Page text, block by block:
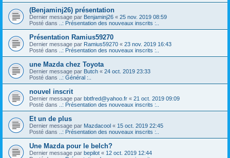
(Benjaminj26) présentation
Dernier message par Benjaminj26 « 25 nov. 2019 08:59
Posté dans
..: Présentation des nouveaux inscrits :..
Présentation Ramius59270
Dernier message par Ramius59270 « 23 nov. 2019 16:43
Posté dans
..: Présentation des nouveaux inscrits :..
une Mazda chez Toyota
Dernier message par Butch « 24 oct. 2019 23:33
Posté dans
..: Général :..
nouvel inscrit
Dernier message par bbtfred@yahoo.fr « 21 oct. 2019 09:09
Posté dans
..: Présentation des nouveaux inscrits :..
Et un de plus
Dernier message par Mazdacool « 15 oct. 2019 22:45
Posté dans
..: Présentation des nouveaux inscrits :..
Une Mazda pour le belch?
Dernier message par bepilot « 12 oct. 2019 12:44